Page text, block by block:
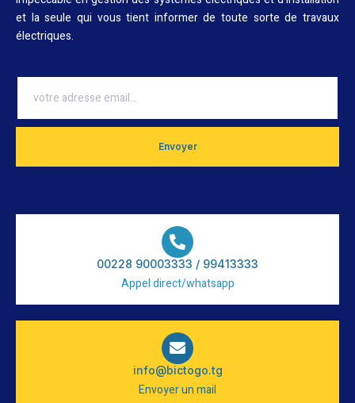
et la seule qui vous tient informer de toute sorte de travaux
électriques.
Envoyer
00228 90003333 / 99413333
Appel direct/whatsapp
info@bictogo.tg
Envoyer un mail